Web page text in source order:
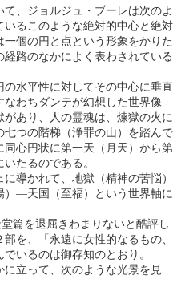
、ジョルジュ・ブーレは次のよ
るこのような絶対的中心と絶対
個の円と点という形象をかりた
路のなかによく表わされている
水平性に対してその中心に垂直
わちダンテが幻想した世界像
あり、人の霊魂は、煉獄の火に
つの階梯（浄罪の山）を踏んで
心円状に第一天（月天）から第
たるのである。
導かれて、地獄（精神の苦悩）
―天国（至福）という世界軸に
篇を退屈きわまりないと酷評し
を、「永遠に女性的なるもの、
いるのは御存知のとおり。
立って、次のような光景を見